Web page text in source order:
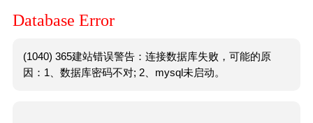
Database Error
(1040) 365建站错误警告：连接数据库失败，可能的原
因：1、数据库密码不对; 2、mysql未启动。